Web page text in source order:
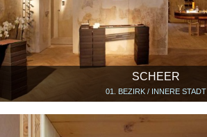
SCHEER
01. BEZIRK / INNERE STADT